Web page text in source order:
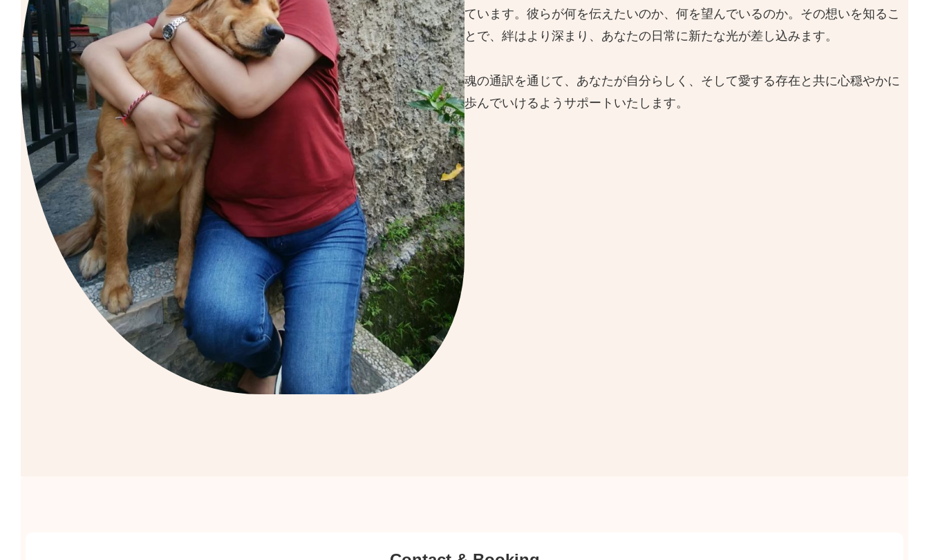
ています。彼らが何を伝えたいのか、何を望んでいるのか。その想いを知るこ
とで、絆はより深まり、あなたの日常に新たな光が差し込みます。
魂の通訳を通じて、あなたが自分らしく、そして愛する存在と共に心穏やかに
歩んでいけるようサポートいたします。